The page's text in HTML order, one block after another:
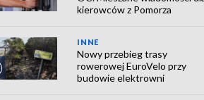
kierowców z Pomorza
INNE
Nowy przebieg trasy
rowerowej EuroVelo przy
budowie elektrowni